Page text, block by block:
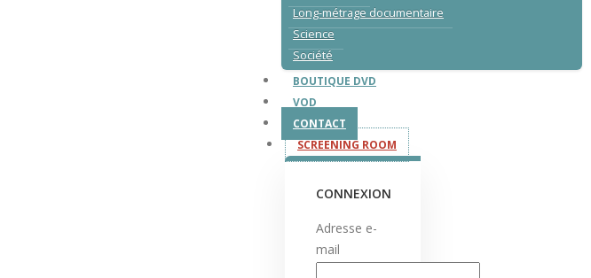
Long-métrage documentaire
Science
Société
BOUTIQUE DVD
VOD
CONTACT
SCREENING ROOM
CONNEXION
Adresse e-
mail